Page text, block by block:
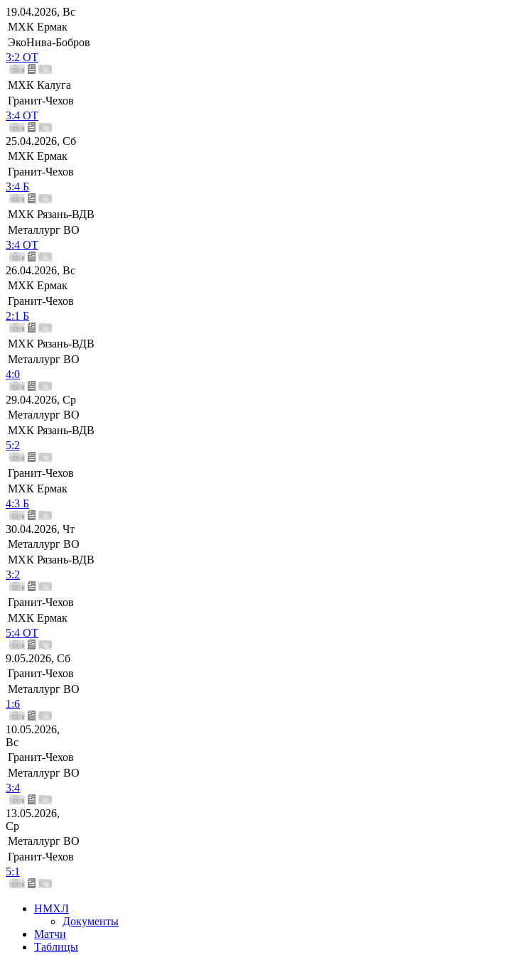
19.04.2026, Вс
МХК Ермак
ЭкоНива-Бобров
3:2 ОТ
МХК Калуга
Гранит-Чехов
3:4 ОТ
25.04.2026, Сб
МХК Ермак
Гранит-Чехов
3:4 Б
МХК Рязань-ВДВ
Металлург ВО
3:4 ОТ
26.04.2026, Вс
МХК Ермак
Гранит-Чехов
2:1 Б
МХК Рязань-ВДВ
Металлург ВО
4:0
29.04.2026, Ср
Металлург ВО
МХК Рязань-ВДВ
5:2
Гранит-Чехов
МХК Ермак
4:3 Б
30.04.2026, Чт
Металлург ВО
МХК Рязань-ВДВ
3:2
Гранит-Чехов
МХК Ермак
5:4 ОТ
9.05.2026, Сб
Гранит-Чехов
Металлург ВО
1:6
10.05.2026,
Вс
Гранит-Чехов
Металлург ВО
3:4
13.05.2026,
Ср
Металлург ВО
Гранит-Чехов
5:1
НМХЛ
Документы
Матчи
Таблицы